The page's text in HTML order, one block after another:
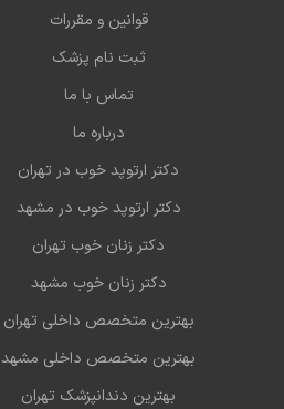
قوانین و مقررات
ثبت نام پزشک
تماس با ما
درباره ما
دکتر ارتوپد خوب در تهران
دکتر ارتوپد خوب در مشهد
دکتر زنان خوب تهران
دکتر زنان خوب مشهد
بهترین متخصص داخلی تهران
بهترین متخصص داخلی مشهد
بهترین دندانپزشک تهران